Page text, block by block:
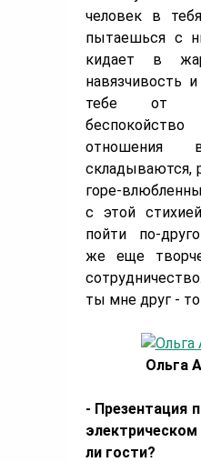
человек в
пытаешься с
кидает в
навязчивость
тебе от
складываются,
горе-
с этой
пойти по-
же еще
ты мне друг -
Ольга
- Презентация
электрическом
ли гости?